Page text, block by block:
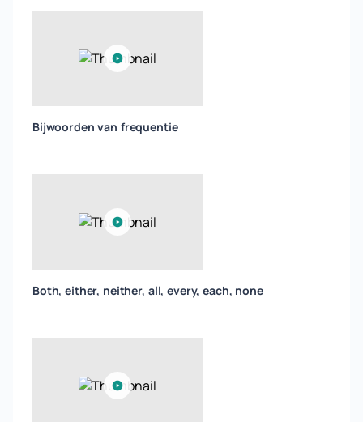
Bijwoorden van frequentie
Both, either, neither, all, every, each, none